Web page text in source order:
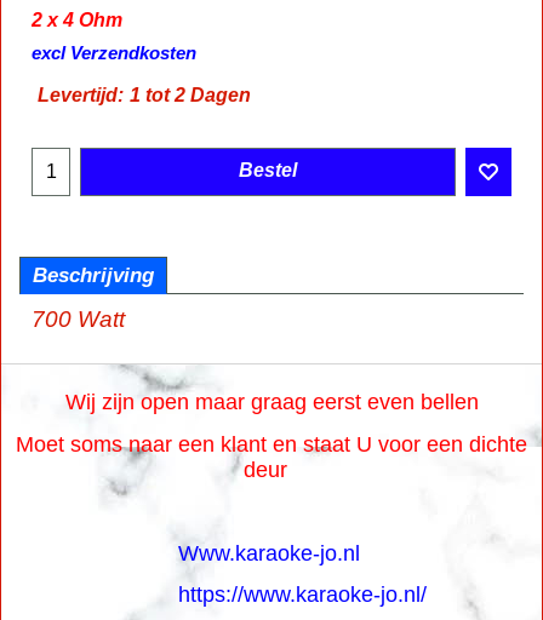
2 x 4 Ohm
€89.00 incl BTW
excl Verzendkosten
Beschrijving
700 Watt
Wij zijn open maar graag eerst even bellen
Moet soms naar een klant en staat U voor een dichte
deur
Www.karaoke-jo.nl
https://www.karaoke-jo.nl/